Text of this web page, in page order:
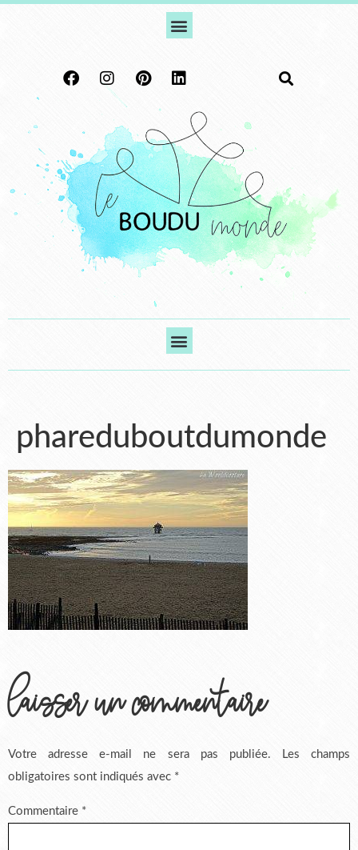
phareduboutdumonde
laisser un commentaire
Votre adresse e-mail ne sera pas publiée.
Les champs
obligatoires sont indiqués avec *
Commentaire *